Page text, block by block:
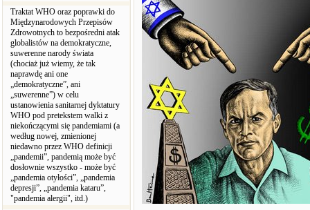
Traktat WHO oraz poprawki do
Międzynarodowych Przepisów
Zdrowotnych to bezpośredni atak
globalistów na demokratyczne,
suwerenne narody świata
(chociaż już wiemy, że tak
naprawdę ani one
„demokratyczne”, ani
„suwerenne”) w celu
ustanowienia sanitarnej dyktatury
WHO pod pretekstem walki z
niekończącymi się pandemiami (a
według nowej, zmienionej
niedawno przez WHO definicji
„pandemii”, pandemią może być
dosłownie wszystko - może być
„pandemia otyłości”, „pandemia
depresji”, „pandemia kataru”,
"pandemia alergii", itd.)